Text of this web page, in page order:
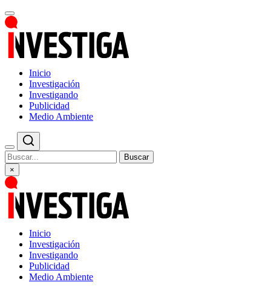
Inicio
Investigación
Investigando
Publicidad
Medio Ambiente
Buscar
×
Inicio
Investigación
Investigando
Publicidad
Medio Ambiente